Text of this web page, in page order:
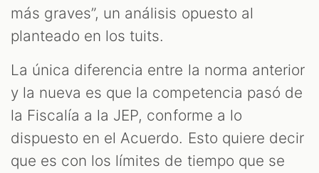
más graves”, un análisis opuesto al
planteado en los tuits.
La única diferencia entre la norma anterior
y la nueva es que la competencia pasó de
la Fiscalía a la JEP, conforme a lo
dispuesto en el Acuerdo. Esto quiere decir
que es con los límites de tiempo que se